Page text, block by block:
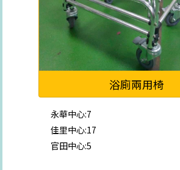
浴廁兩用椅
永華中心:7
佳里中心:17
官田中心:5